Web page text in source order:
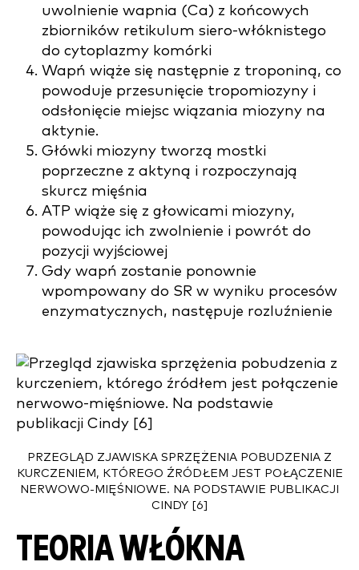
uwolnienie wapnia (Ca) z końcowych
zbiorników retikulum siero-włóknistego
do cytoplazmy komórki
Wapń wiąże się następnie z troponiną, co
powoduje przesunięcie tropomiozyny i
odsłonięcie miejsc wiązania miozyny na
aktynie.
Główki miozyny tworzą mostki
poprzeczne z aktyną i rozpoczynają
skurcz mięśnia
ATP wiąże się z głowicami miozyny,
powodując ich zwolnienie i powrót do
pozycji wyjściowej
Gdy wapń zostanie ponownie
wpompowany do SR w wyniku procesów
enzymatycznych, następuje rozluźnienie
PRZEGLĄD ZJAWISKA SPRZĘŻENIA POBUDZENIA Z
KURCZENIEM, KTÓREGO ŹRÓDŁEM JEST POŁĄCZENIE
NERWOWO-MIĘŚNIOWE. NA PODSTAWIE PUBLIKACJI
CINDY [6]
TEORIA WŁÓKNA